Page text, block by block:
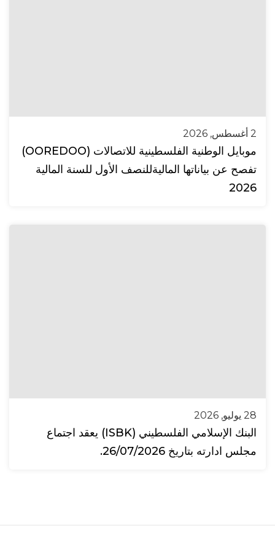
2 أغسطس, 2026
موبايل الوطنية الفلسطينية للاتصالات (OOREDOO)
تفصح عن بياناتها الماليةللنصف الأول للسنة المالية
2026
28 يوليو, 2026
البنك الإسلامي الفلسطيني (ISBK) يعقد اجتماع
مجلس ادارته بتاريخ 26/07/2026.